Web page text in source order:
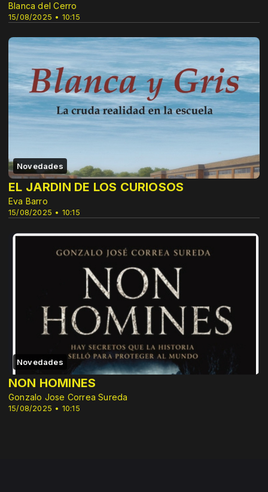
15/08/2025 • 10:15
Blanca del Cerro
Novedades
15/08/2025 • 10:15
EL JARDIN DE LOS CURIOSOS
Eva Barro
Novedades
15/08/2025 • 10:15
NON HOMINES
Gonzalo Jose Correa Sureda